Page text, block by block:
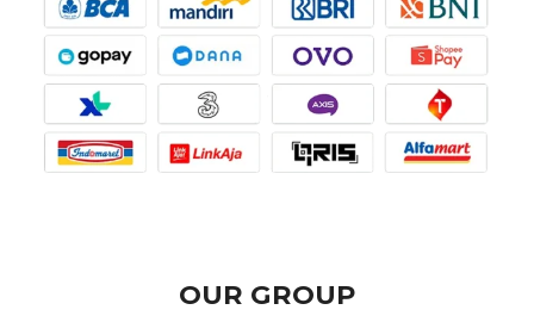
OUR GROUP